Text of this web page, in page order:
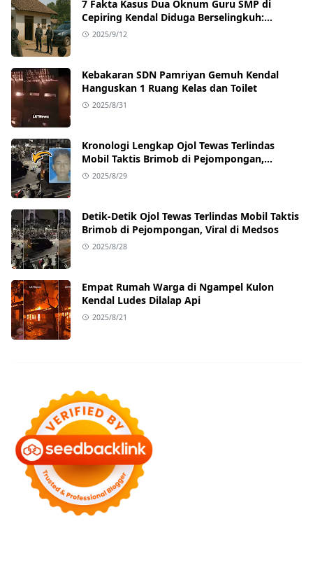
7 Fakta Kasus Dua Oknum Guru SMP di
Cepiring Kendal Diduga Berselingkuh:
Kronologi, Pengakuan, hingga Sanksi
2025/9/12
Kebakaran SDN Pamriyan Gemuh Kendal
Hanguskan 1 Ruang Kelas dan Toilet
2025/8/31
Kronologi Lengkap Ojol Tewas Terlindas
Mobil Taktis Brimob di Pejompongan,
Ternyata Sedang Antar Orderan
2025/8/29
Detik-Detik Ojol Tewas Terlindas Mobil Taktis
Brimob di Pejompongan, Viral di Medsos
2025/8/28
Empat Rumah Warga di Ngampel Kulon
Kendal Ludes Dilalap Api
2025/8/21